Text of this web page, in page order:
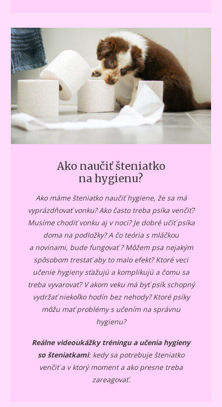
Ako naučiť šteniatko
na hygienu?
Ako máme šteniatko naučiť hygiene, že sa má
vyprázdňovať vonku? Ako často treba psíka venčiť?
Musíme chodiť vonku aj v noci? Je dobré učiť psíka
doma na podložky? A čo teória s mláčkou
a novinami, bude fungovať ? Môžem psa nejakým
spôsobom trestať aby to malo efekt? Ktoré veci
učenie hygieny sťažujú a komplikujú a čomu sa
treba vyvarovať? V akom veku má byť psík schopný
vydržať niekoľko hodín bez nehody? Ktoré psíky
môžu mať problémy s učením na správnu
hygienu?
Reálne videoukážky tréningu a učenia hygieny
so šteniatkami: kedy sa potrebuje šteniatko
venčiť a v ktorý moment a ako presne treba
zareagovať.